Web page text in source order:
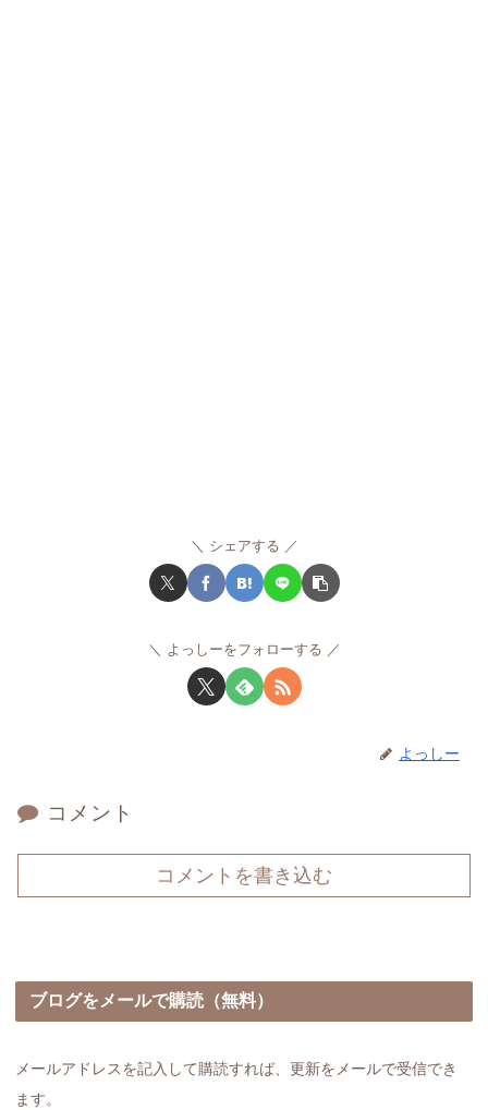
シェアする
よっしーをフォローする
よっしー
コメント
コメントを書き込む
ブログをメールで購読（無料）
メールアドレスを記入して購読すれば、更新をメールで受信でき
ます。